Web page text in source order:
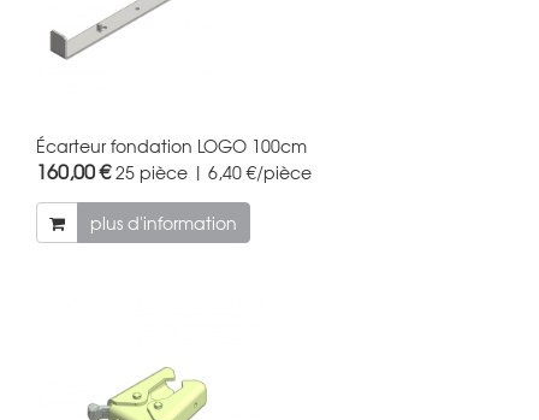
Écarteur fondation LOGO 100cm
160,00 €25 pièce | 6,40 €/pièce
plus d'information